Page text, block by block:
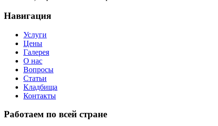
Навигация
Услуги
Цены
Галерея
О нас
Вопросы
Статьи
Кладбища
Контакты
Работаем по всей стране